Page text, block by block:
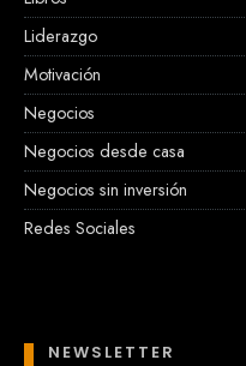
Liderazgo
Motivación
Negocios
Negocios desde casa
Negocios sin inversión
Redes Sociales
NEWSLETTER